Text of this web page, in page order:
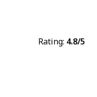
Rating: 4.8/5